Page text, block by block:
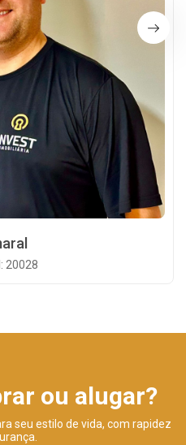
20028
ou alugar?
seu estilo de vida, com rapidez